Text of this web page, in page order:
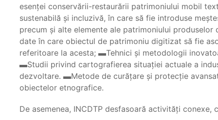
esenţei conservării-restaurării patrimoniului mobil
sustenabilă şi incluzivă, în care să fie introduse
precum şi alte elemente ale patrimoniului
date în care obiectul de patrimoniu digitizat să fie
referitoare la acesta; ▬Tehnici şi metodologii
▬Studii privind cartografierea situaţiei actuale a
dezvoltare. ▬Metode de curăţare şi protecţie
obiectelor etnografice.
De asemenea, INCDTP desfasoară activităţi